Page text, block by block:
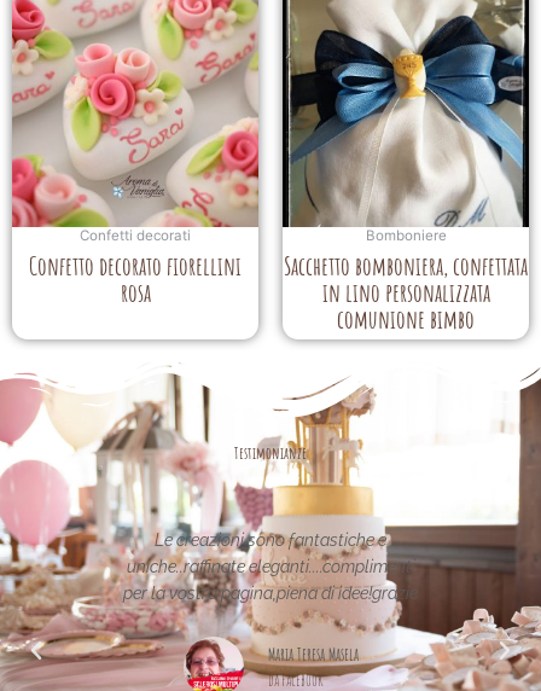
Confetti decorati
Confetto decorato fiorellini
rosa
Bomboniere
Sacchetto bomboniera, confettata
in lino personalizzata
comunione bimbo
Testimonianze
nel
in
da
alle
Le creazioni sono fantastiche e
uniche..raffinate eleganti....complimenti
per la vostra pagina,piena di idee!grazie
Maria Teresa Masela
da Facebook